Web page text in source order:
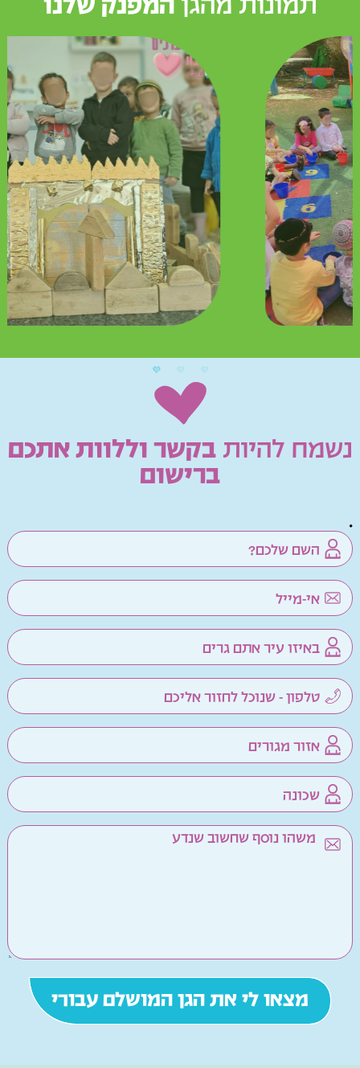
תמונות מהגן המפנק שלנו
נשמח להיות בקשר וללוות אתכם
ברישום
.